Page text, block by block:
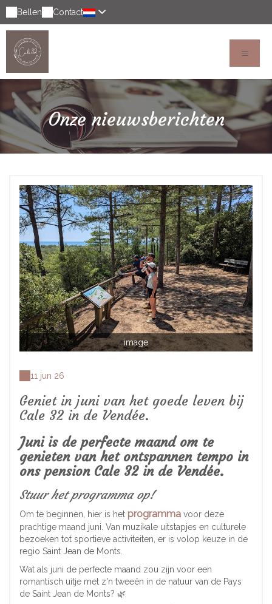
Bellen Contact
Onze nieuwsberichten
image
11 jun 26
Geniet in juni van het goede leven bij
Cale 32 in de Vendée.
Juni is de perfecte maand om te
genieten van het ontspannen tempo in
ons pension Cale 32 in de Vendée.
Stuur het programma op!
Om te beginnen, hier is het programma voor deze
prachtige maand juni. Van muzikale uitstapjes en culturele
bezoeken tot sportieve activiteiten, er is volop keuze in de
regio Saint Jean de Monts.
Wat als juni de perfecte maand zou zijn voor een
romantisch uitje met z'n tweeën in de natuur van de Pays
de Saint Jean de Monts? 🌿